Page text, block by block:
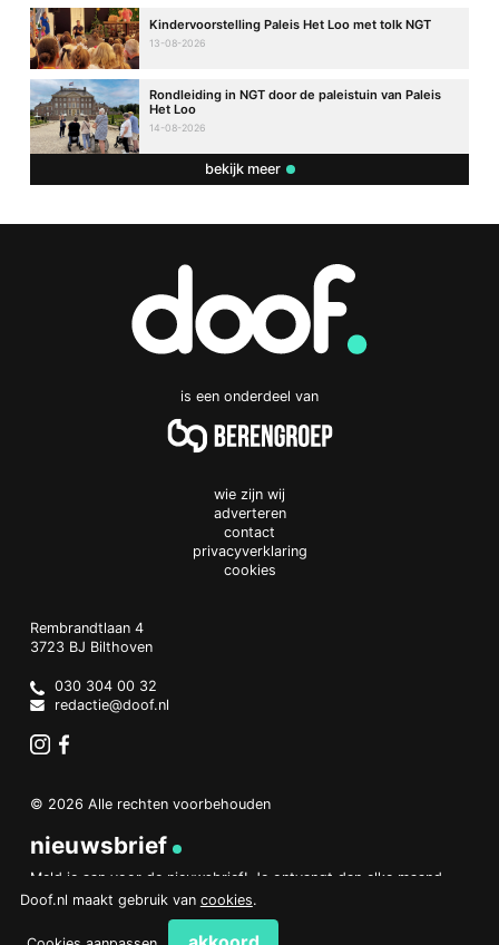
Kindervoorstelling Paleis Het Loo met tolk NGT
13-08-2026
Rondleiding in NGT door de paleistuin van Paleis
Het Loo
14-08-2026
bekijk meer
is een onderdeel van
wie zijn wij
adverteren
contact
privacyverklaring
cookies
Doof.nl
work
Rembrandtlaan 4
3723 BJ Bilthoven
Netherlands
030 304 00 32
redactie@doof.nl
© 2026 Alle rechten voorbehouden
nieuwsbrief
Meld je aan voor de nieuwsbrief! Je ontvangt dan elke maand
een overzicht van het belangrijkste nieuws.
aanmelden
Doof.nl maakt gebruik van cookies.